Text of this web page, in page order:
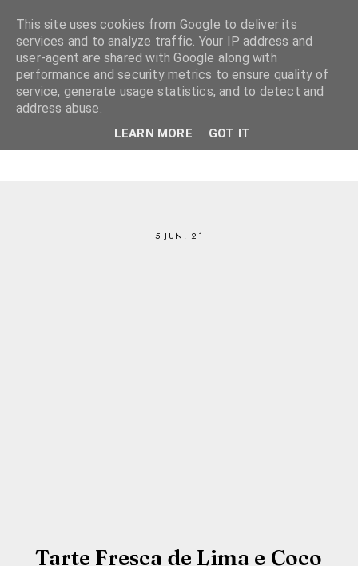
5 JUN. 21
Tarte Fresca de Lima e Coco
This site uses cookies from Google to deliver its
services and to analyze traffic. Your IP address and
user-agent are shared with Google along with
performance and security metrics to ensure quality of
service, generate usage statistics, and to detect and
address abuse.
LEARN MORE GOT IT